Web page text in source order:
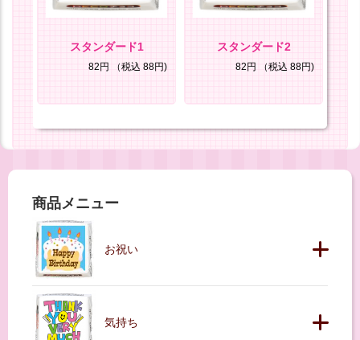
スタンダード1
82円 （税込 88円)
スタンダード2
82円 （税込 88円)
商品メニュー
お祝い
気持ち